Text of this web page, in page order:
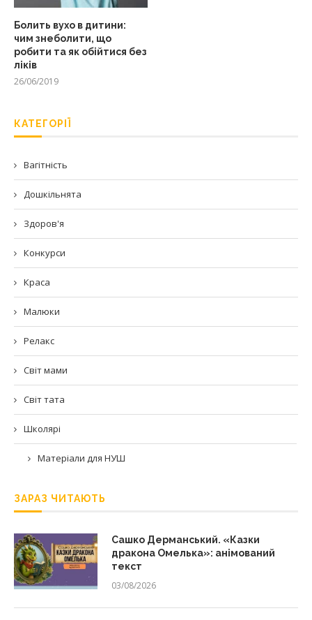
Болить вухо в дитини:
чим знеболити, що
робити та як обійтися без
ліків
26/06/2019
КАТЕГОРІЇ
Вагітність
Дошкільнята
Здоров'я
Конкурси
Краса
Малюки
Релакс
Світ мами
Світ тата
Школярі
Матеріали для НУШ
ЗАРАЗ ЧИТАЮТЬ
Сашко Дерманський. «Казки
дракона Омелька»: анімований
текст
03/08/2026